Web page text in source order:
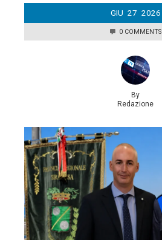
GIU 27 2026
0 COMMENTS
By
Redazione